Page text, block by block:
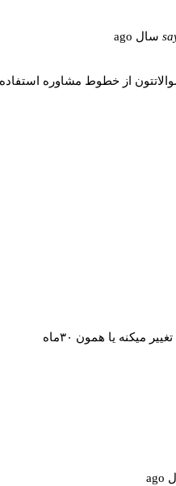
از خطوط مشاوره استفاده
قانون معافیت ایثارگری امسال تغییر میکنه یا همون ۳۰ماه